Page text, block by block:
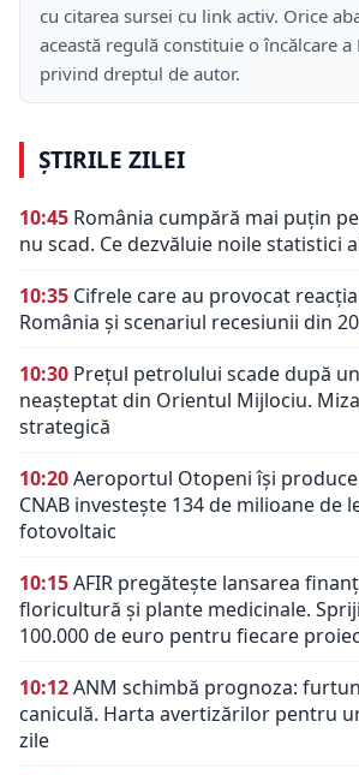
cu citarea sursei cu link activ. Orice
această regulă constituie o încălcare
privind dreptul de autor.
ȘTIRILE ZILEI
10:45 România cumpără mai puțin
nu scad. Ce dezvăluie noile statistici
10:35 Cifrele care au provocat
România și scenariul recesiunii din
10:30 Prețul petrolului scade după
neașteptat din Orientul Mijlociu.
strategică
10:20Aeroportul Otopeni își
CNAB investește 134 de milioane de
fotovoltaic
10:15AFIR pregătește lansarea
floricultură și plante medicinale.
100.000 de euro pentru fiecare
10:12ANM schimbă prognoza:
caniculă. Harta avertizărilor pentru
zile